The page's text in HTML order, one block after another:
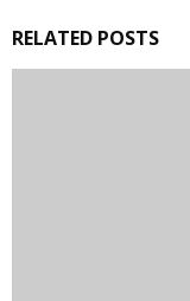
RELATED POSTS